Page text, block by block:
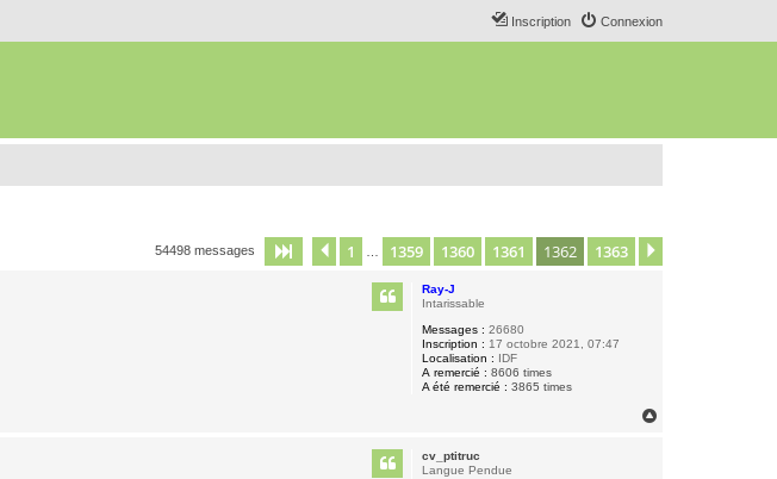
Connexion
Inscription
54498 messages Page 1362sur1363
Précédent
1 1359 1360 1361 1362 1363
Ray-J
Intarissable
Messages : 26680
Inscription : 17 octobre 2021, 07:47
Localisation : IDF
A remercié : 8606 times
A été remercié : 3865 times
cv_ptitruc
Langue Pendue